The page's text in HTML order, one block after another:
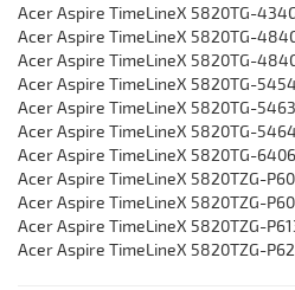
Acer Aspire TimeLineX 5820TG-
Acer Aspire TimeLineX 5820TG-
Acer Aspire TimeLineX 5820TG-
Acer Aspire TimeLineX 5820TG-
Acer Aspire TimeLineX 5820TG-
Acer Aspire TimeLineX 5820TG-
Acer Aspire TimeLineX 5820TG-6406
Acer Aspire TimeLineX 5820TZG-
Acer Aspire TimeLineX 5820TZG-
Acer Aspire TimeLineX 5820TZG-
Acer Aspire TimeLineX 5820TZG-